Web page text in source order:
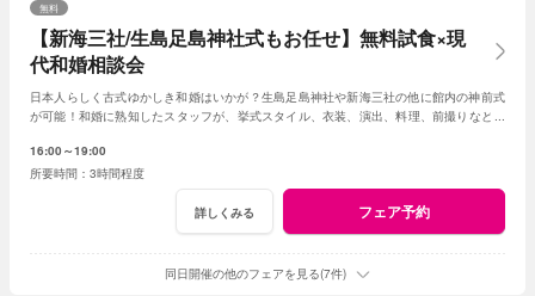
【新海三社/生島足島神社式もお任せ】無料試食×現
代和婚相談会
無料
日本人らしく古式ゆかしき和婚はいかが？生島足島神社や新海三社の他に館内の神前式
が可能！和婚に熟知したスタッフが、挙式スタイル、衣装、演出、料理、前撮りなどト
16:00～19:00
3時間程度
詳しくみる フェア予約
同日開催の他のフェアを見る(7件)